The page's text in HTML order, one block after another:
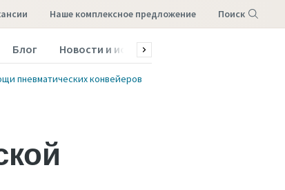
наше комплексное предложение Поиск
Блог Новости и истории
пневматических конвейеров